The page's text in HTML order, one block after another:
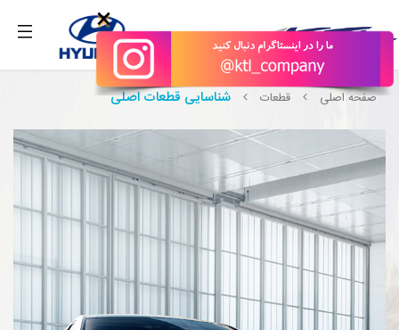
×
صفحه اصلی قطعات شناسایی قطعات اصلی